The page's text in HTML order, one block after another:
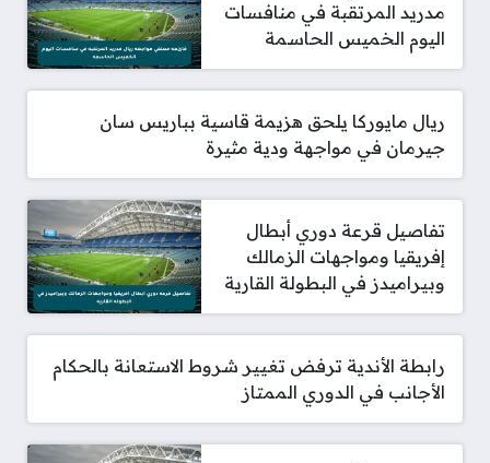
مدريد المرتقبة في منافسات
اليوم الخميس الحاسمة
ريال مايوركا يلحق هزيمة قاسية بباريس سان
جيرمان في مواجهة ودية مثيرة
تفاصيل قرعة دوري أبطال
إفريقيا ومواجهات الزمالك
وبيراميدز في البطولة القارية
رابطة الأندية ترفض تغيير شروط الاستعانة بالحكام
الأجانب في الدوري الممتاز